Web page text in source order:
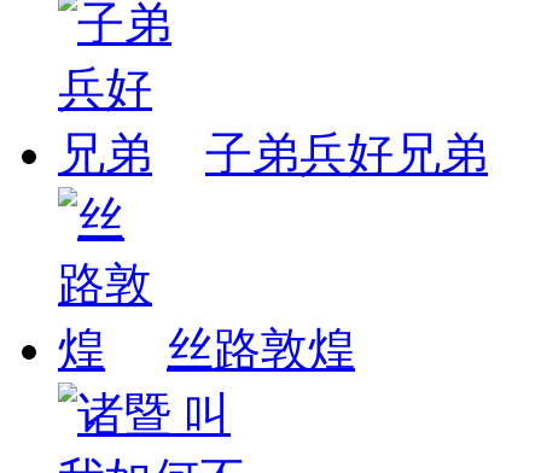
子弟兵好兄弟
丝路敦煌